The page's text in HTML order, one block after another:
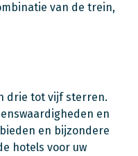
van de trein,
drie tot vijf sterren.
en
en bijzondere
hotels voor uw